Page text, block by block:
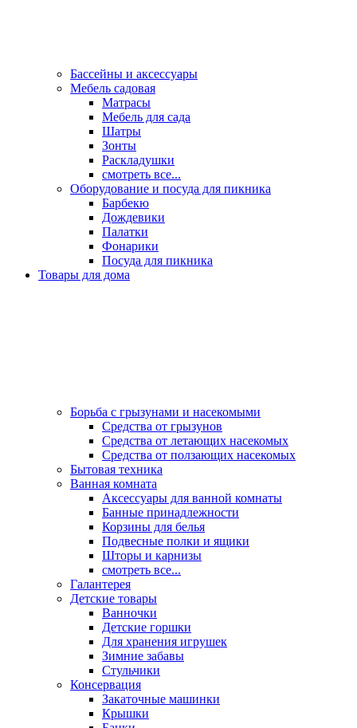
Бассейны и аксессуары
Мебель садовая
Матрасы
Мебель для сада
Шатры
Зонты
Раскладушки
смотреть все...
Оборудование и посуда для пикника
Барбекю
Дождевики
Палатки
Фонарики
Посуда для пикника
Товары для дома
Борьба с грызунами и насекомыми
Средства от грызунов
Средства от летающих насекомых
Средства от ползающих насекомых
Бытовая техника
Ванная комната
Аксессуары для ванной комнаты
Банные принадлежности
Корзины для белья
Подвесные полки и ящики
Шторы и карнизы
смотреть все...
Галантерея
Детские товары
Ванночки
Детские горшки
Для хранения игрушек
Зимние забавы
Стульчики
Консервация
Закаточные машинки
Крышки